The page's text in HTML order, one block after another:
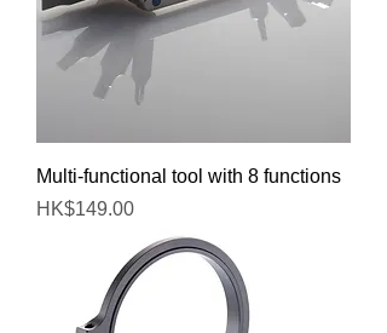
Multi-functional tool with 8 functions
價格
HK$149.00